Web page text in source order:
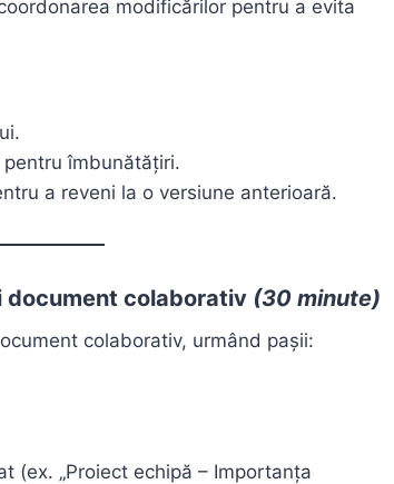
modificărilor pentru a evita
îmbunătățiri.
a reveni la o versiune anterioară.
document colaborativ (30 minute)
colaborativ, urmând pașii:
(ex. „Proiect echipă – Importanța